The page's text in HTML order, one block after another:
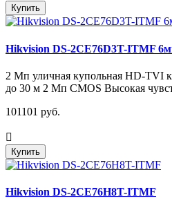
Купить
Hikvision DS-2CE76D3T-ITMF
2 Мп уличная купольная HD-TVI
до 30 м 2 Мп CMOS Высокая
101101 руб.
Купить
Hikvision DS-2CE76H8T-ITMF